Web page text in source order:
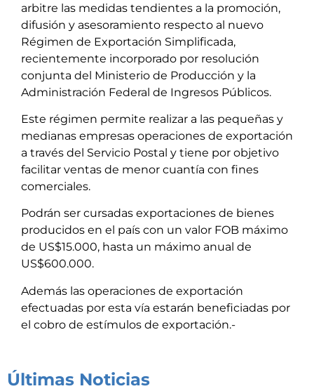
arbitre las medidas tendientes a la promoción,
difusión y asesoramiento respecto al nuevo
Régimen de Exportación Simplificada,
recientemente incorporado por resolución
conjunta del Ministerio de Producción y la
Administración Federal de Ingresos Públicos.
Este régimen permite realizar a las pequeñas y
medianas empresas operaciones de exportación
a través del Servicio Postal y tiene por objetivo
facilitar ventas de menor cuantía con fines
comerciales.
Podrán ser cursadas exportaciones de bienes
producidos en el país con un valor FOB máximo
de US$15.000, hasta un máximo anual de
US$600.000.
Además las operaciones de exportación
efectuadas por esta vía estarán beneficiadas por
el cobro de estímulos de exportación.-
Últimas Noticias